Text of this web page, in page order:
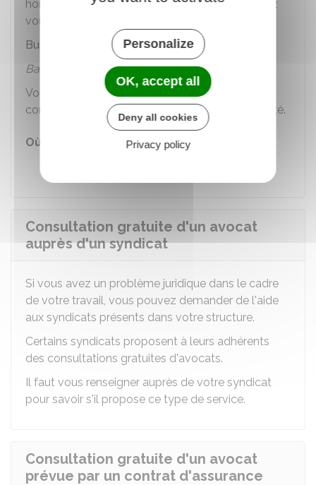
horaires) ces consultations ont lieu, vous pouvez
vous rendre sur le site du Barreau de Paris :
Bus de la solidarité - Paris
Barreau de Paris
Vous pouvez également prendre directement
contact avec l'association Barreau Paris Solidarité.
Où s'adresser ?
Consultation gratuite d'un avocat
auprès d'un syndicat
Si vous avez un problème juridique dans le cadre
de votre travail, vous pouvez demander de l'aide
aux syndicats présents dans votre structure.
Certains syndicats proposent à leurs adhérents
des consultations gratuites d'avocats.
Il faut vous renseigner auprès de votre syndicat
pour savoir s'il propose ce type de service.
Consultation gratuite d'un avocat
prévue par un contrat d'assurance
Personalize
OK, accept all
Deny all cookies
Privacy policy